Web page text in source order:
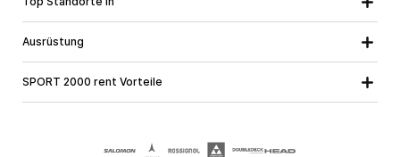
Steiermark
Vorarlberg
Ausrüstung
SPORT 2000 rent Vorteile